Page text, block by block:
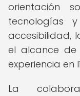
orientación
tecnologías
accesibilidad,
el alcance de
experiencia en
La